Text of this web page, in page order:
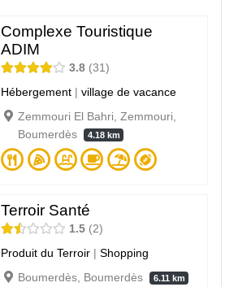
Complexe Touristique
ADIM
3.8 31
Hébergement |village de vacance
Zemmouri El Bahri, Zemmouri,
Boumerdès
4.18 km
Terroir Santé
1.5
2
Produit du Terroir |Shopping
Boumerdès, Boumerdès
6.11 km